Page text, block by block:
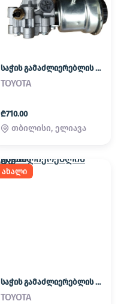
საჭის გამაძლიერებლის ტუმბო
TOYOTA
₾710.00
თბილისი, ელიავა
ახალი
საჭის გამაძლიერებლის ტუმბო
TOYOTA